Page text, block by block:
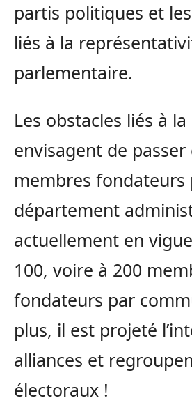
partis politiques et
liés à la
parlementaire.
Les obstacles liés à
envisagent de passer
membres fondateurs
département
actuellement en
100, voire à 200
fondateurs par
plus, il est projeté
alliances et
électoraux !